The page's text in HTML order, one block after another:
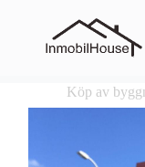
Köp av